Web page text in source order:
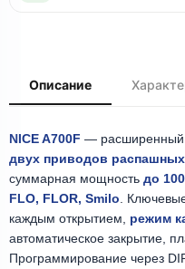
Описание
NICE A700F — расширенный
двух приводов
суммарная мощность до
FLO, FLOR, Smilo .
каждым открытием, режим
автоматическое закрытие,
Программирование через